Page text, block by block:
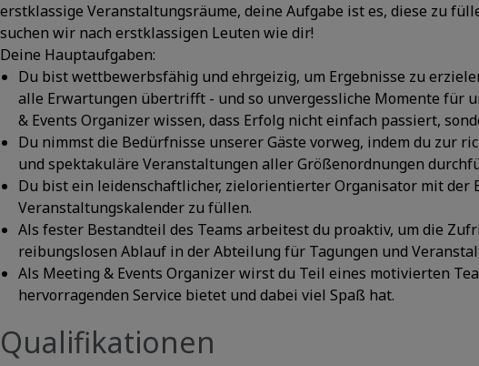
erstklassige Veranstaltungsräume, deine Aufgabe ist es, diese zu
suchen wir nach erstklassigen Leuten wie dir!
Deine Hauptaufgaben:
Du bist wettbewerbsfähig und ehrgeizig, um Ergebnisse zu
alle Erwartungen übertrifft - und so unvergessliche Momente für
& Events Organizer wissen, dass Erfolg nicht einfach passiert,
Du nimmst die Bedürfnisse unserer Gäste vorweg, indem du zur
und spektakuläre Veranstaltungen aller Größenordnungen
Du bist ein leidenschaftlicher, zielorientierter Organisator mit der
Veranstaltungskalender zu füllen.
Als fester Bestandteil des Teams arbeitest du proaktiv, um die
reibungslosen Ablauf in der Abteilung für Tagungen und
Als Meeting & Events Organizer wirst du Teil eines motivierten
hervorragenden Service bietet und dabei viel Spaß hat.
Qualifikationen